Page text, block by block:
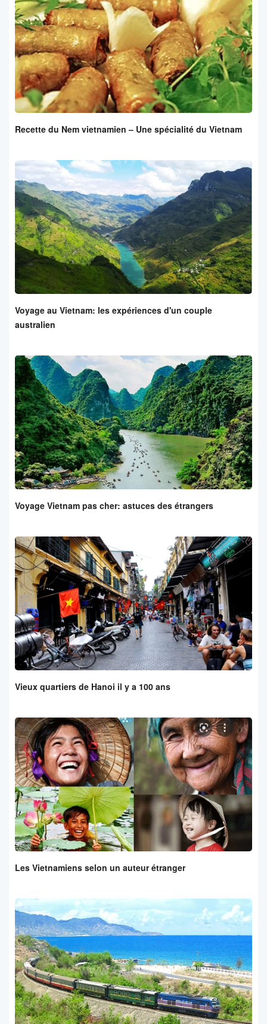
Recette du Nem vietnamien – Une spécialité du Vietnam
Voyage au Vietnam: les expériences d'un couple
australien
Voyage Vietnam pas cher: astuces des étrangers
Vieux quartiers de Hanoi il y a 100 ans
Les Vietnamiens selon un auteur étranger